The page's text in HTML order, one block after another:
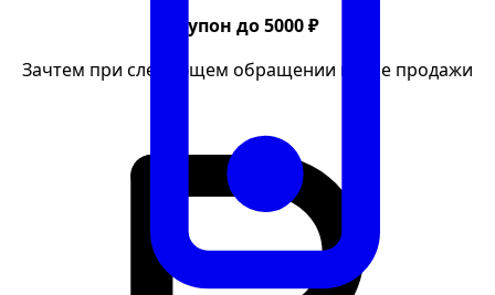
Купон до 5000 ₽
Зачтем при следующем обращении после продажи